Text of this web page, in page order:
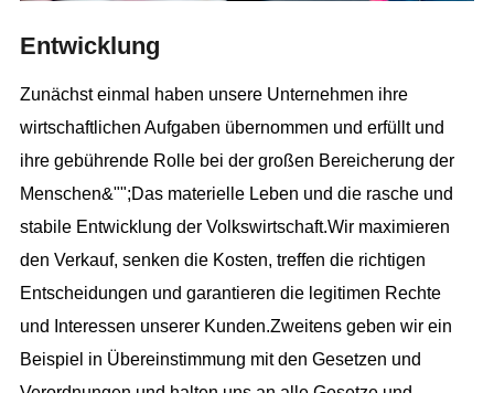
Entwicklung
Zunächst einmal haben unsere Unternehmen ihre
wirtschaftlichen Aufgaben übernommen und erfüllt und
ihre gebührende Rolle bei der großen Bereicherung der
Menschen&"";Das materielle Leben und die rasche und
stabile Entwicklung der Volkswirtschaft.Wir maximieren
den Verkauf, senken die Kosten, treffen die richtigen
Entscheidungen und garantieren die legitimen Rechte
und Interessen unserer Kunden.Zweitens geben wir ein
Beispiel in Übereinstimmung mit den Gesetzen und